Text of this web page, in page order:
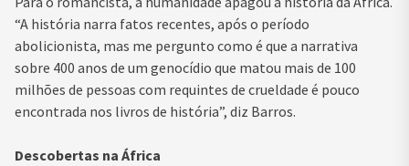
“A história narra fatos recentes, após o período
abolicionista, mas me pergunto como é que a narrativa
sobre 400 anos de um genocídio que matou mais de 100
milhões de pessoas com requintes de crueldade é pouco
encontrada nos livros de história”, diz Barros.
Descobertas na África